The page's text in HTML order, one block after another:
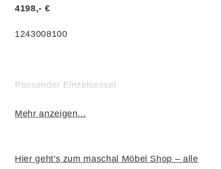
4198,- €
1243008100
Passender Einzelsessel
für 1799,- €
Mehr anzeigen...
Hier geht's zum maschal Möbel Shop – alle